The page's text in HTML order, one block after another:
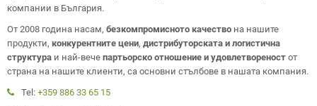
компании в България.
От 2008 година насам, безкомпромисното качество на нашите
продукти, конкурентните цени, дистрибуторската и логистична
структура и най-вече партьорско отношение и удовлетвореност от
страна на нашите клиенти, са основни стълбове в нашата компания.
Tel: +359 886 33 65 15